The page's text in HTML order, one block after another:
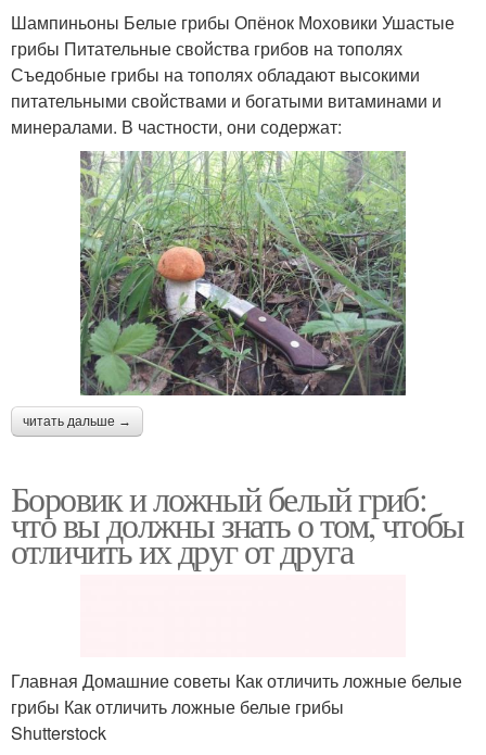
Шампиньоны Белые грибы Опёнок Моховики Ушастые
грибы Питательные свойства грибов на тополях
Съедобные грибы на тополях обладают высокими
питательными свойствами и богатыми витаминами и
минералами. В частности, они содержат:
читать дальше →
Боровик и ложный белый гриб:
что вы должны знать о том, чтобы
отличить их друг от друга
Главная Домашние советы Как отличить ложные белые
грибы Как отличить ложные белые грибы
Shutterstock